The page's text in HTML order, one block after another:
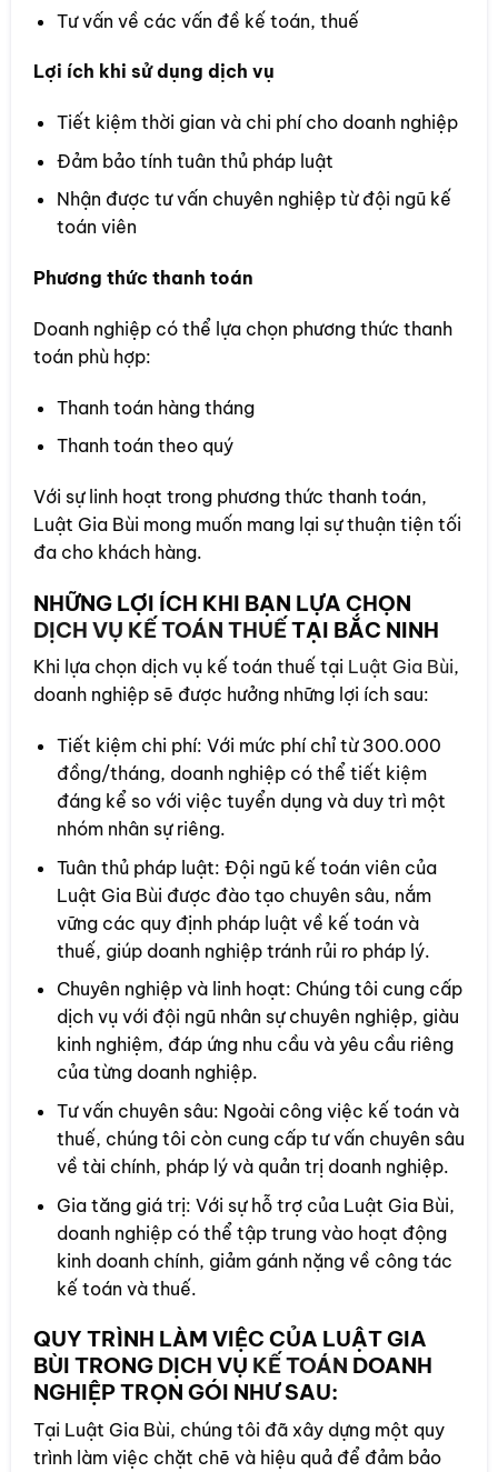
Tư vấn về các vấn đề kế toán, thuế
Lợi ích khi sử dụng dịch vụ
Tiết kiệm thời gian và chi phí cho doanh nghiệp
Đảm bảo tính tuân thủ pháp luật
Nhận được tư vấn chuyên nghiệp từ đội ngũ kế
toán viên
Phương thức thanh toán
Doanh nghiệp có thể lựa chọn phương thức thanh
toán phù hợp:
Thanh toán hàng tháng
Thanh toán theo quý
Với sự linh hoạt trong phương thức thanh toán,
Luật Gia Bùi mong muốn mang lại sự thuận tiện tối
đa cho khách hàng.
NHỮNG LỢI ÍCH KHI BẠN LỰA CHỌN
DỊCH VỤ KẾ TOÁN THUẾTẠI BẮC NINH
Khi lựa chọn dịch vụ kế toán thuế tại Luật Gia Bùi,
doanh nghiệp sẽ được hưởng những lợi ích sau:
Tiết kiệm chi phí: Với mức phí chỉ từ 300.000
đồng/tháng, doanh nghiệp có thể tiết kiệm
đáng kể so với việc tuyển dụng và duy trì một
nhóm nhân sự riêng.
Tuân thủ pháp luật: Đội ngũ kế toán viên của
Luật Gia Bùi được đào tạo chuyên sâu, nắm
vững các quy định pháp luật về kế toán và
thuế, giúp doanh nghiệp tránh rủi ro pháp lý.
Chuyên nghiệp và linh hoạt: Chúng tôi cung cấp
dịch vụ với đội ngũ nhân sự chuyên nghiệp, giàu
kinh nghiệm, đáp ứng nhu cầu và yêu cầu riêng
của từng doanh nghiệp.
Tư vấn chuyên sâu: Ngoài công việc kế toán và
thuế, chúng tôi còn cung cấp tư vấn chuyên sâu
về tài chính, pháp lý và quản trị doanh nghiệp.
Gia tăng giá trị: Với sự hỗ trợ của Luật Gia Bùi,
doanh nghiệp có thể tập trung vào hoạt động
kinh doanh chính, giảm gánh nặng về công tác
kế toán và thuế.
QUY TRÌNH LÀM VIỆC CỦA LUẬT GIA
BÙI TRONG DỊCH VỤ KẾ TOÁN DOANH
NGHIỆP TRỌN GÓI NHƯ SAU:
Tại Luật Gia Bùi, chúng tôi đã xây dựng một quy
trình làm việc chặt chẽ và hiệu quả để đảm bảo